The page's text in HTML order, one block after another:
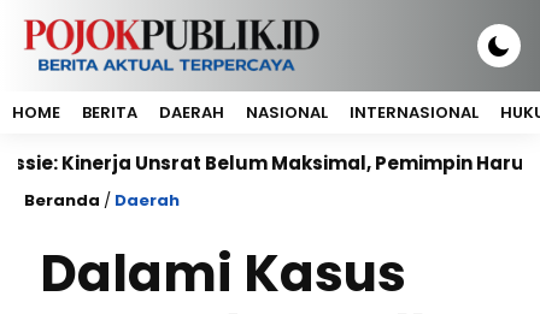
HOME BERITA DAERAH NASIONAL INTERNASIONAL
Unsrat Belum Maksimal, Pemimpin Harus
Beranda / Daerah
Dalami Kasus